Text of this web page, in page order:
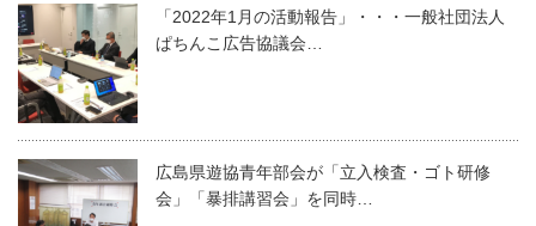
「2022年1月の活動報告」・・・一般社団法人
ぱちんこ広告協議会…
広島県遊協青年部会が「立入検査・ゴト研修
会」「暴排講習会」を同時…